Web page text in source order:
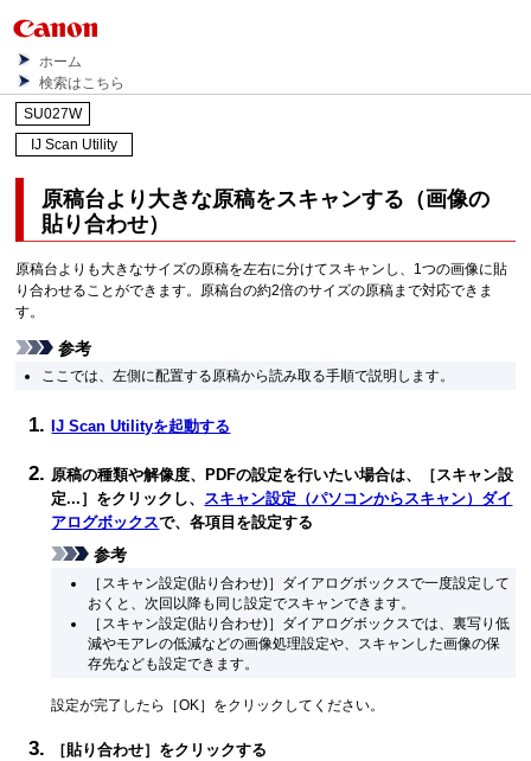
ホーム
検索はこちら
SU027W
IJ Scan Utility
原稿台より大きな原稿をスキャンする（画像の
貼り合わせ）
原稿台よりも大きなサイズの原稿を左右に分けてスキャンし、1つの画像に貼
り合わせることができます。 原稿台の約2倍のサイズの原稿まで対応できま
す。
参考
ここでは、左側に配置する原稿から読み取る手順で説明します。
IJ Scan Utilityを起動する
原稿の種類や解像度、PDFの設定を行いたい場合は、［ スキャン設
定... ］をクリックし、
スキャン設定（パソコンからスキャン）ダイ
アログボックスで、各項目を設定する
参考
［ スキャン設定(貼り合わせ)］ダイアログボックスで一度設定して
おくと、次回以降も同じ設定でスキャンできます。
［ スキャン設定(貼り合わせ)］ダイアログボックスでは、裏写り低
減やモアレの低減などの画像処理設定や、スキャンした画像の保
存先なども設定できます。
設定が完了したら［OK ］をクリックしてください。
［貼り合わせ］をクリックする